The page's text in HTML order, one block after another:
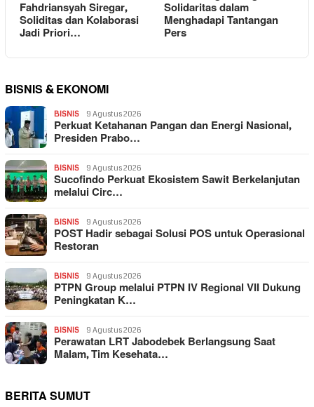
Fahdriansyah Siregar,
Soliditas dan Kolaborasi
Jadi Priori…
Solidaritas dalam
Menghadapi Tantangan
Pers
BISNIS & EKONOMI
BISNIS 9 Agustus 2026
Perkuat Ketahanan Pangan dan Energi Nasional,
Presiden Prabo…
BISNIS 9 Agustus 2026
Sucofindo Perkuat Ekosistem Sawit Berkelanjutan
melalui Circ…
BISNIS 9 Agustus 2026
POST Hadir sebagai Solusi POS untuk Operasional
Restoran
BISNIS 9 Agustus 2026
PTPN Group melalui PTPN IV Regional VII Dukung
Peningkatan K…
BISNIS 9 Agustus 2026
Perawatan LRT Jabodebek Berlangsung Saat
Malam, Tim Kesehata…
BERITA SUMUT